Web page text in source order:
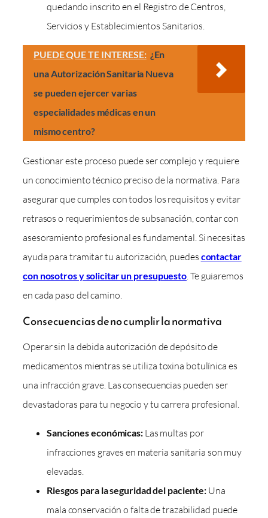
quedando inscrito en el Registro de Centros,
Servicios y Establecimientos Sanitarios.
PUEDE QUE TE INTERESE: ¿En
una Autorización Sanitaria Nueva
se pueden ejercer varias
especialidades médicas en un
mismo centro?
Gestionar este proceso puede ser complejo y requiere
un conocimiento técnico preciso de la normativa. Para
asegurar que cumples con todos los requisitos y evitar
retrasos o requerimientos de subsanación, contar con
asesoramiento profesional es fundamental. Si necesitas
ayuda para tramitar tu autorización, puedes contactar
con nosotros y solicitar un presupuesto . Te guiaremos
en cada paso del camino.
Consecuencias de no cumplir la normativa
Operar sin la debida autorización de depósito de
medicamentos mientras se utiliza toxina botulínica es
una infracción grave. Las consecuencias pueden ser
devastadoras para tu negocio y tu carrera profesional.
Sanciones económicas:Las multas por
infracciones graves en materia sanitaria son muy
elevadas.
Riesgos para la seguridad del paciente: Una
mala conservación o falta de trazabilidad puede